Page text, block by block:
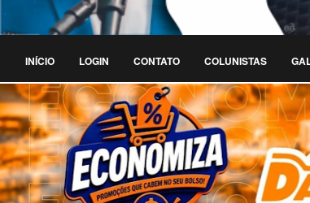
INÍCIO LOGIN CONTATO COLUNISTAS